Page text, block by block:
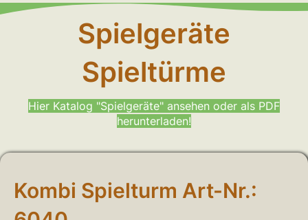
Spielgeräte
Spieltürme
Hier Katalog "Spielgeräte" ansehen oder als PDF
herunterladen!
Kombi Spielturm Art-Nr.: